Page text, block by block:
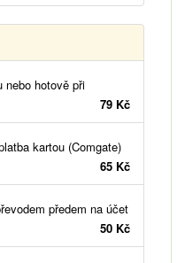
nebo hotově při
79 Kč
kartou (Comgate)
65 Kč
předem na účet
50 Kč